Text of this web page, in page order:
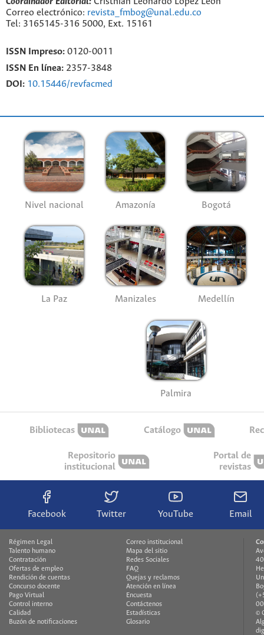
Correo electrónico: revista_fmbog@unal.edu.co
Tel: 3165145-316 5000, Ext. 15161
ISSN Impreso: 0120-0011
ISSN En línea: 2357-3848
DOI: 10.15446/revfacmed
Nivel nacional Amazonía Bogotá
La Paz Manizales Medellín
Palmira
Bibliotecas Catálogo
Repositorio
institucional
Portal de
revistas
Facebook Twitter YouTube Email
Régimen Legal
Talento humano
Contratación
Ofertas de empleo
Rendición de cuentas
Concurso docente
Pago Virtual
Control interno
Calidad
Buzón de notificaciones
Correo institucional
Mapa del sitio
Redes Sociales
FAQ
Quejas y reclamos
Atención en línea
Encuesta
Contáctenos
Estadísticas
Glosario
©